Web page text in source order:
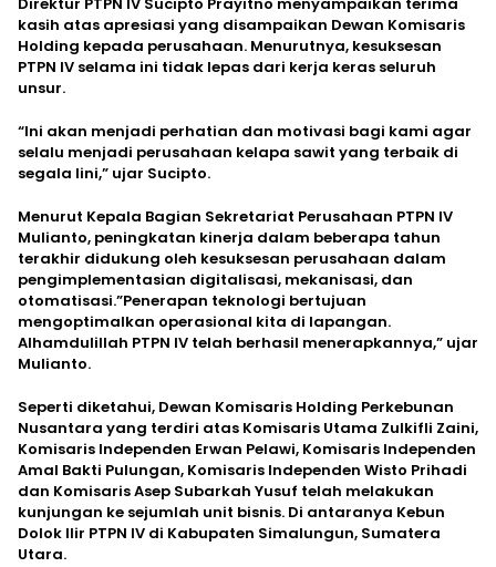
Direktur PTPN IV Sucipto Prayitno menyampaikan terima
kasih atas apresiasi yang disampaikan Dewan Komisaris
Holding kepada perusahaan. Menurutnya, kesuksesan
PTPN IV selama ini tidak lepas dari kerja keras seluruh
unsur.
“Ini akan menjadi perhatian dan motivasi bagi kami agar
selalu menjadi perusahaan kelapa sawit yang terbaik di
segala lini,” ujar Sucipto.
Menurut Kepala Bagian Sekretariat Perusahaan PTPN IV
Mulianto, peningkatan kinerja dalam beberapa tahun
terakhir didukung oleh kesuksesan perusahaan dalam
pengimplementasian digitalisasi, mekanisasi, dan
otomatisasi.”Penerapan teknologi bertujuan
mengoptimalkan operasional kita di lapangan.
Alhamdulillah PTPN IV telah berhasil menerapkannya,” ujar
Mulianto.
Seperti diketahui, Dewan Komisaris Holding Perkebunan
Nusantara yang terdiri atas Komisaris Utama Zulkifli Zaini,
Komisaris Independen Erwan Pelawi, Komisaris Independen
Amal Bakti Pulungan, Komisaris Independen Wisto Prihadi
dan Komisaris Asep Subarkah Yusuf telah melakukan
kunjungan ke sejumlah unit bisnis. Di antaranya Kebun
Dolok Ilir PTPN IV di Kabupaten Simalungun, Sumatera
Utara.